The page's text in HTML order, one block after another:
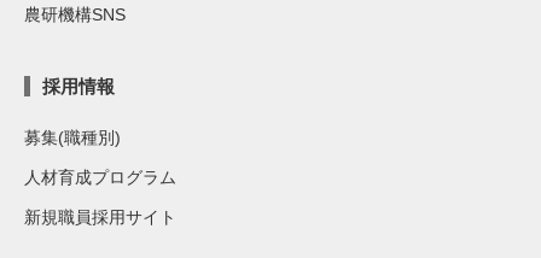
農研機構SNS
採用情報
募集(職種別)
人材育成プログラム
新規職員採用サイト